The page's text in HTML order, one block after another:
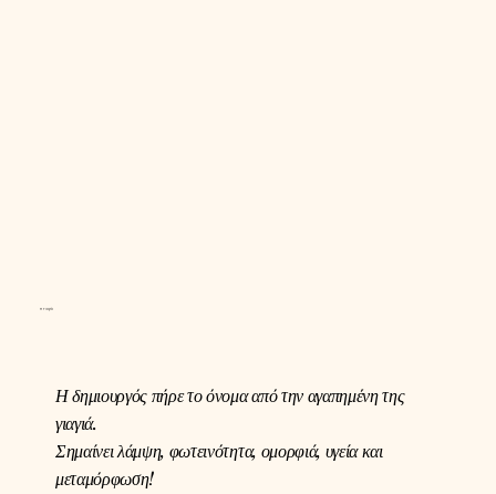
Η δημιουργός πήρε το όνομα από την αγαπημένη της
γιαγιά.
Σημαίνει λάμψη, φωτεινότητα, ομορφιά, υγεία και
μεταμόρφωση!
Η Γιαγιά